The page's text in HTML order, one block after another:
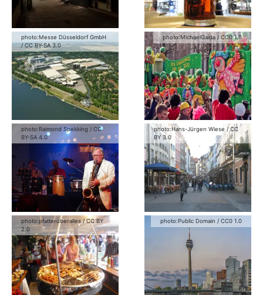
photo:Messe Düsseldorf GmbH
/CC BY-SA 3.0
photo:MichaelGaida / CC0 1.0
photo:Raimond Spekking / CC
BY-SA 4.0
photo:Hans-Jürgen Wiese /CC
BY 3.0
photo:pfatterüberalles /CC BY
2.0
photo:Public Domain / CC0 1.0